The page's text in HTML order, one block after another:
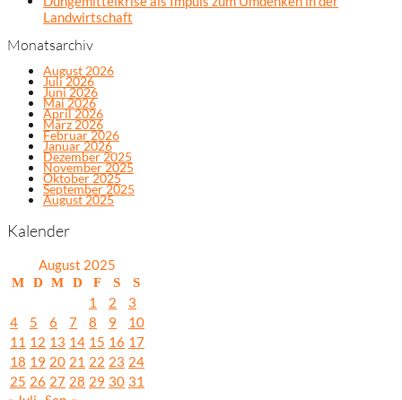
Landwirtschaft
Monatsarchiv
August 2026
Juli 2026
Juni 2026
Mai 2026
April 2026
März 2026
Februar 2026
Januar 2026
Dezember 2025
November 2025
Oktober 2025
September 2025
August 2025
Kalender
August 2025
M D M D F S S
1 2
3
4
5 6 7 8 9
10
11 12 13 14 15 16 17
18 19 20 21 22 23 24
25 26 27 28 29 30 31